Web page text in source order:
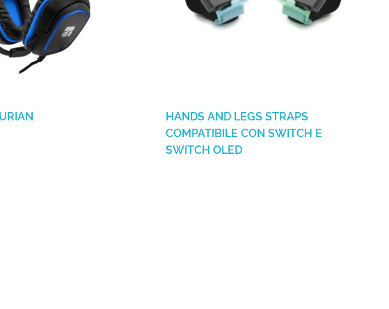
HANDS AND LEGS STRAPS
COMPATIBILE CON SWITCH E
SWITCH OLED